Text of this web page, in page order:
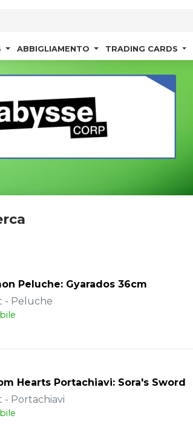
ABBIGLIAMENTO TRADING CARDS
Peluche: Gyarados 36cm
- Peluche
Hearts Portachiavi: Sora's Sword
- Portachiavi